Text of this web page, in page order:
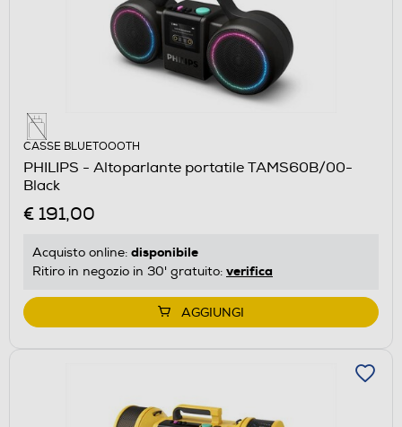
CASSE BLUETOOOTH
PHILIPS - Altoparlante portatile TAMS60B/00-
Black
€ 191,00
Acquisto online: disponibile
Ritiro in negozio in 30' gratuito: verifica
AGGIUNGI